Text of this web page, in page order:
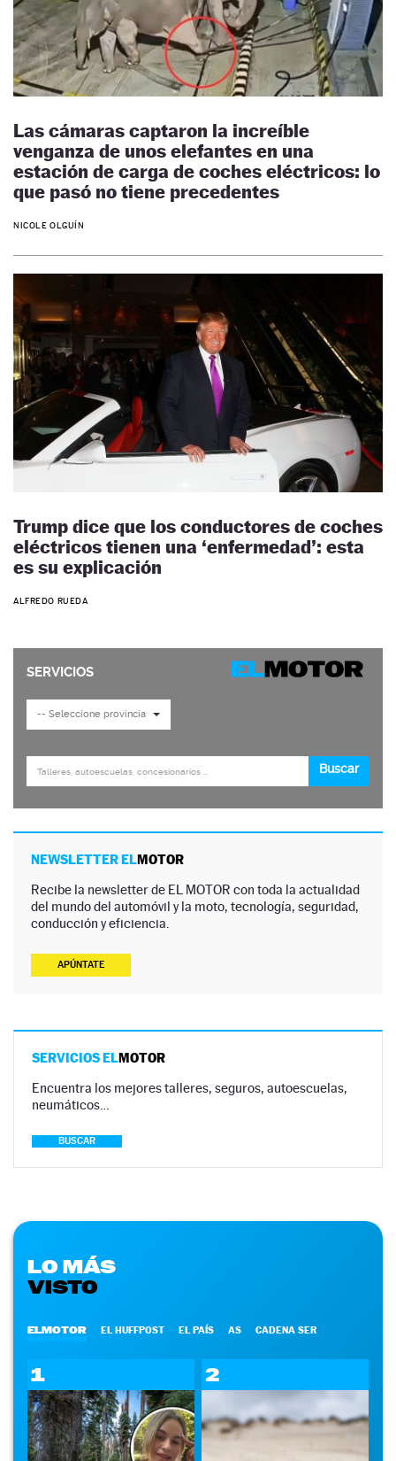
Las cámaras captaron la increíble
venganza de unos elefantes en una
estación de carga de coches eléctricos: lo
que pasó no tiene precedentes
NICOLE OLGUÍN
Trump dice que los conductores de coches
eléctricos tienen una ‘enfermedad’: esta
es su explicación
ALFREDO RUEDA
NEWSLETTER ELMOTOR
Recibe la newsletter de EL MOTOR con toda la actualidad
del mundo del automóvil y la moto, tecnología, seguridad,
conducción y eficiencia.
APÚNTATE
SERVICIOS ELMOTOR
Encuentra los mejores talleres, seguros, autoescuelas,
neumáticos…
BUSCAR
LO MÁS
VISTO
ELMOTOR EL HUFFPOST EL PAÍS AS CADENA SER
1 2